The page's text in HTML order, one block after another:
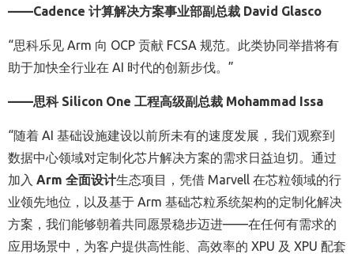
——Cadence 计算解决方案事业部副总裁 David Glasco
“思科乐见 Arm 向 OCP 贡献 FCSA 规范。此类协同举措将有
助于加快全行业在 AI 时代的创新步伐。”
——思科Silicon One 工程高级副总裁 Mohammad Issa
“随着 AI 基础设施建设以前所未有的速度发展 ，我们观察到
数据中心领域对定制化芯片解决方案的需求日益迫切。通过
加入 Arm 全面设计生态项目， 凭借 Marvell 在芯粒领域的行
业领先地位，以及基于 Arm 基础芯粒系统架构的定制化解决
方案，我们能够朝着共同愿景稳步迈进——在任何有需求的
应用场景中，为客户提供高性能、高效率的 XPU 及 XPU 配套